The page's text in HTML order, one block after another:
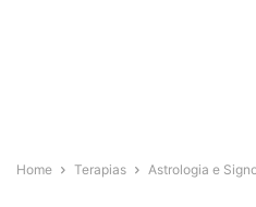
Home Terapias Astrologia e